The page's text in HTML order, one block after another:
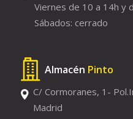
Viernes de 10 a 14h y
Sábados: cerrado
Almacén Pinto
C/ Cormoranes, 1-
Madrid